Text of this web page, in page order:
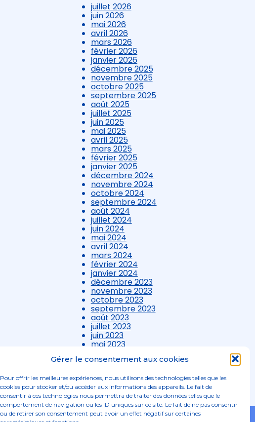
Gérer le consentement aux cookies
Pour offrir les meilleures expériences, nous utilisons des technologies telles que les
cookies pour stocker et/ou accéder aux informations des appareils. Le fait de
consentir à ces technologies nous permettra de traiter des données telles que le
comportement de navigation ou les ID uniques sur ce site. Le fait de ne pas consentir
ou de retirer son consentement peut avoir un effet négatif sur certaines
juillet 2026
juin 2026
mai 2026
avril 2026
mars 2026
février 2026
janvier 2026
décembre 2025
novembre 2025
octobre 2025
septembre 2025
août 2025
juillet 2025
juin 2025
mai 2025
avril 2025
mars 2025
février 2025
janvier 2025
décembre 2024
novembre 2024
octobre 2024
septembre 2024
août 2024
juillet 2024
juin 2024
mai 2024
avril 2024
mars 2024
février 2024
janvier 2024
décembre 2023
novembre 2023
octobre 2023
septembre 2023
août 2023
juillet 2023
juin 2023
mai 2023
mars 2023